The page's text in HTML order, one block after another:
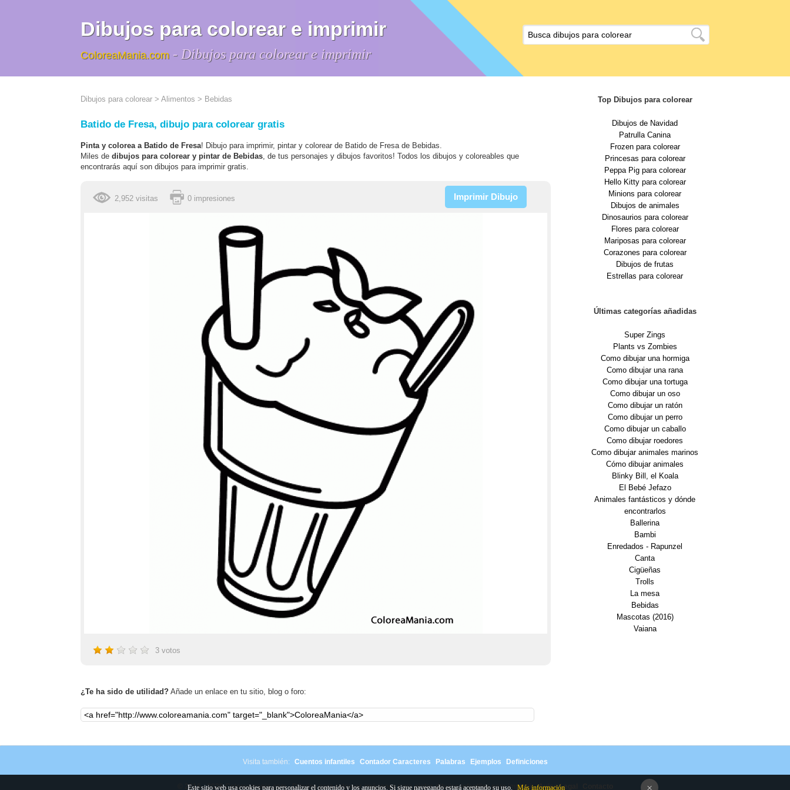
Dibujos para colorear e imprimir
ColoreaMania.com - Dibujos para colorear e imprimir
Dibujos para colorear > Alimentos > Bebidas
Batido de Fresa, dibujo para colorear gratis
Pinta y colorea a Batido de Fresa! Dibujo para imprimir, pintar y colorear de Batido de Fresa de Bebidas.
Miles de dibujos para colorear y pintar de Bebidas, de tus personajes y dibujos favoritos! Todos los dibujos y coloreables que
encontrarás aquí son dibujos para imprimir gratis.
2,952 visitas 0 impresiones Imprimir Dibujo
3 votos
¿Te ha sido de utilidad? Añade un enlace en tu sitio, blog o foro:
Top Dibujos para colorear
Dibujos de Navidad
Patrulla Canina
Frozen para colorear
Princesas para colorear
Peppa Pig para colorear
Hello Kitty para colorear
Minions para colorear
Dibujos de animales
Dinosaurios para colorear
Flores para colorear
Mariposas para colorear
Corazones para colorear
Dibujos de frutas
Estrellas para colorear
Últimas categorías añadidas
Super Zings
Plants vs Zombies
Como dibujar una hormiga
Como dibujar una rana
Como dibujar una tortuga
Como dibujar un oso
Como dibujar un ratón
Como dibujar un perro
Como dibujar un caballo
Como dibujar roedores
Como dibujar animales marinos
Cómo dibujar animales
Blinky Bill, el Koala
El Bebé Jefazo
Animales fantásticos y dónde
encontrarlos
Ballerina
Bambi
Enredados - Rapunzel
Canta
Cigüeñas
Trolls
La mesa
Bebidas
Mascotas (2016)
Vaiana
Visita también: Cuentos infantiles Contador Caracteres Palabras Ejemplos Definiciones
© 2016 - 2026 Coloreamania.com - Dibujos para colorear, imágenes para pintar, dibujos infantiles para imprimir Aviso Legal ×
Este sitio web usa cookies para personalizar el contenido y los anuncios. Si sigue navegando estará aceptando su uso. Más información